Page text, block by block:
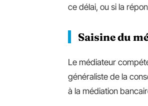
ce délai, ou si la
Saisine du
Le médiateur
généraliste de la
à la médiation